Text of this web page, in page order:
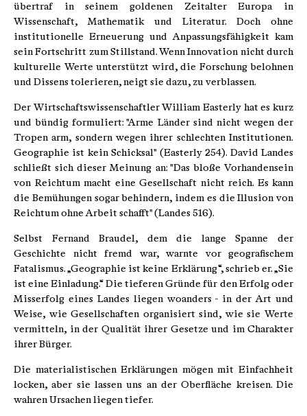
übertraf in seinem goldenen Zeitalter Europa in
Wissenschaft, Mathematik und Literatur. Doch ohne
institutionelle Erneuerung und Anpassungsfähigkeit kam
sein Fortschritt zum Stillstand. Wenn Innovation nicht durch
kulturelle Werte unterstützt wird, die Forschung belohnen
und Dissens tolerieren, neigt sie dazu, zu verblassen.
Der Wirtschaftswissenschaftler William Easterly hat es kurz
und bündig formuliert: "Arme Länder sind nicht wegen der
Tropen arm, sondern wegen ihrer schlechten Institutionen.
Geographie ist kein Schicksal" (Easterly 254). David Landes
schließt sich dieser Meinung an: "Das bloße Vorhandensein
von Reichtum macht eine Gesellschaft nicht reich. Es kann
die Bemühungen sogar behindern, indem es die Illusion von
Reichtum ohne Arbeit schafft" (Landes 516).
Selbst Fernand Braudel, dem die lange Spanne der
Geschichte nicht fremd war, warnte vor geografischem
Fatalismus. „Geographie ist keine Erklärung“, schrieb er. „Sie
ist eine Einladung.“ Die tieferen Gründe für den Erfolg oder
Misserfolg eines Landes liegen woanders - in der Art und
Weise, wie Gesellschaften organisiert sind, wie sie Werte
vermitteln, in der Qualität ihrer Gesetze und im Charakter
ihrer Bürger.
Die materialistischen Erklärungen mögen mit Einfachheit
locken, aber sie lassen uns an der Oberfläche kreisen. Die
wahren Ursachen liegen tiefer.